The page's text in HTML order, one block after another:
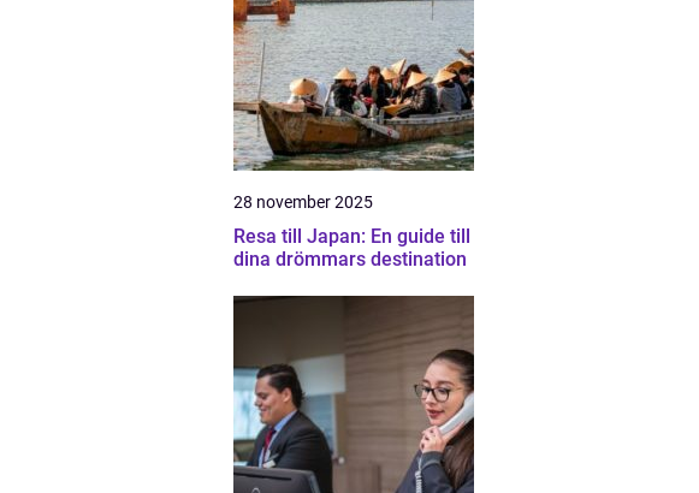
28 november 2025
Resa till Japan: En guide till
dina drömmars destination